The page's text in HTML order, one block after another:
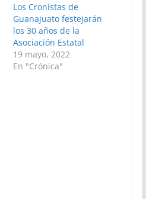
Los Cronistas de
Guanajuato festejarán
los 30 años de la
Asociación Estatal
19 mayo, 2022
En "Crónica"